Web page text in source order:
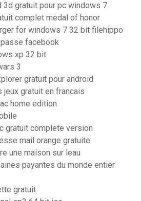
3d gratuit pour pc windows 7
complet medal of honor
for windows 7 32 bit filehippo
facebook
xp 32 bit
3
gratuit pour android
jeux gratuit en francais
home edition
gratuit complete version
mail orange gratuite
une maison sur leau
payantes du monde entier
gratuit